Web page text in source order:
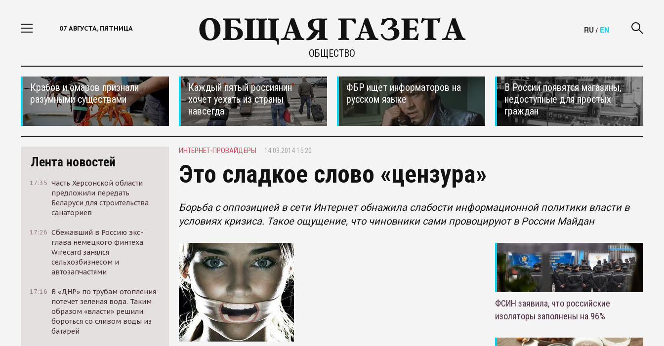
07 АВГУСТА, ПЯТНИЦА
ОБЩЕСТВО
RU / EN
Крабов и омаров признали
разумными существами
Каждый пятый россиянин
хочет уехать из страны
навсегда
ФБР ищет информаторов на
русском языке
В России появятся магазины,
недоступные для простых
граждан
Лента новостей
17:35 Часть Херсонской области
предложили передать
Беларуси для строительства
санаториев
17:26 Сбежавший в Россию экс-
глава немецкого финтеха
Wirecard занялся
сельхозбизнесом и
автозапчастями
17:16 В «ДНР» по трубам отопления
потечет зеленая вода. Таким
образом «власти» решили
бороться со сливом воды из
батарей
ИНТЕРНЕТ-ПРОВАЙДЕРЫ 14.03.2014 15:20
Это сладкое слово «цензура»
Борьба с оппозицией в сети Интернет обнажила слабости информационной политики власти в
условиях кризиса. Такое ощущение, что чиновники сами провоцируют в России Майдан
ФСИН заявила, что российские
изоляторы заполнены на 96%